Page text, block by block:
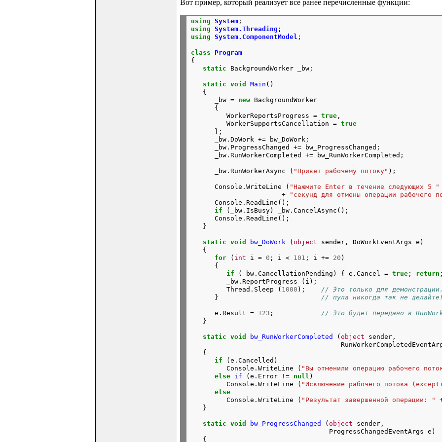
Вот пример, который реализует все ранее перечисленные функции:
using System;
using System.Threading ;
using System.ComponentModel ;
class
Program
{
static BackgroundWorker _bw;
static void Main ()
   {
      _bw =
new BackgroundWorker
      {
         WorkerReportsProgress =
true,
         WorkerSupportsCancellation =
true
      };
      _bw.DoWork += bw_DoWork;
      _bw.ProgressChanged += bw_ProgressChanged;
      _bw.RunWorkerCompleted += bw_RunWorkerCompleted;
      _bw.RunWorkerAsync (
"Привет рабочему потоку" );
      Console.WriteLine (
"Нажмите Enter в течение следующих 5 "
                       +
"секунд для отмены операции рабочего
      Console.ReadLine();
if (_bw.IsBusy) _bw.CancelAsync();
      Console.ReadLine();
   }
static void bw_DoWork ( object sender, DoWorkEventArgs e)
   {
for ( int i = 0 ; i < 101 ; i += 20 )
      {
if (_bw.CancellationPending) { e.Cancel = true; return
         _bw.ReportProgress (i);
         Thread.Sleep (
1000 ); // Это только для
      }
// пула никогда так не делайте!
      e.Result =
123 ; // Это будет передано в
   }
static void bw_RunWorkerCompleted ( object sender,
   {
if (e.Cancelled)
         Console.WriteLine (
"Вы отменили операцию рабочего
else
if (e.Error != null )
         Console.WriteLine (
"Исключение рабочего потока
else
         Console.WriteLine (
"Результат завершенной операции: "
   }
static void bw_ProgressChanged ( object sender,
                                   ProgressChangedEventArgs e)
   {